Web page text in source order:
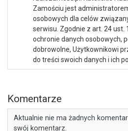
Zamościu jest
osobowych dla celów
serwisu. Zgodnie z art. 24 ust.
ochronie danych osobowych,
dobrowolne, Użytkownikowi
do treści swoich danych i ich
Komentarze
Aktualnie nie ma żadnych
swój komentarz.